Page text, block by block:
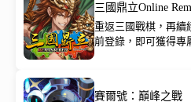
三國鼎立Online
重返三國戰棋，再續
前登錄，即可獲得專
賽爾號：巔峰之戰